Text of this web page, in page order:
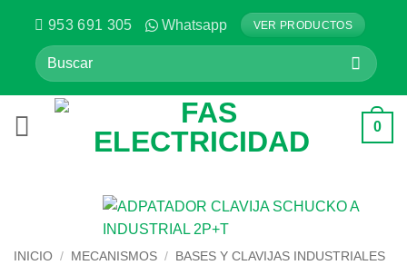
contenido
953 691 305 Whatsapp VER PRODUCTOS
Buscar
por:
0
INICIO / MECANISMOS / BASES Y CLAVIJAS INDUSTRIALES